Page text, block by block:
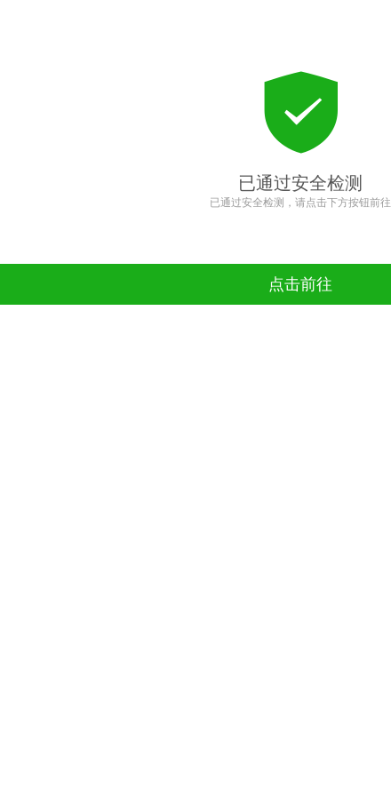
已通过安全检测
已通过安全检测，请点击下方按钮前往
点击前往